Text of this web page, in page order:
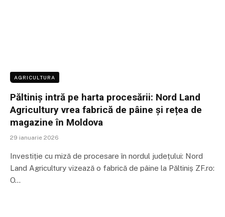
AGRICULTURA
Păltiniș intră pe harta procesării: Nord Land
Agricultury vrea fabrică de pâine și rețea de
magazine în Moldova
29 ianuarie 2026
Investiție cu miză de procesare în nordul județului: Nord
Land Agricultury vizează o fabrică de pâine la Păltiniș ZF.ro:
O…